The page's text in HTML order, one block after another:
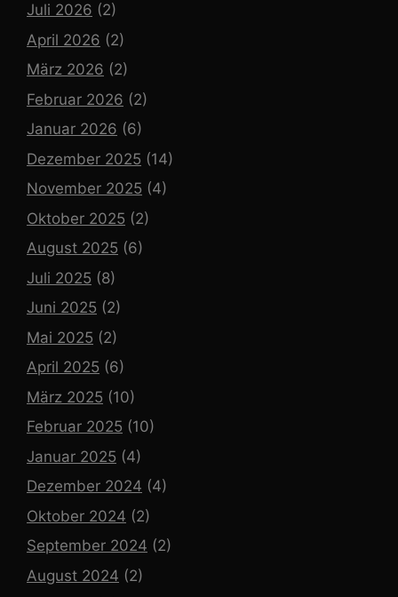
Juli 2026 (2)
April 2026 (2)
März 2026 (2)
Februar 2026 (2)
Januar 2026 (6)
Dezember 2025 (14)
November 2025 (4)
Oktober 2025 (2)
August 2025 (6)
Juli 2025 (8)
Juni 2025 (2)
Mai 2025 (2)
April 2025 (6)
März 2025 (10)
Februar 2025 (10)
Januar 2025 (4)
Dezember 2024 (4)
Oktober 2024 (2)
September 2024 (2)
August 2024 (2)